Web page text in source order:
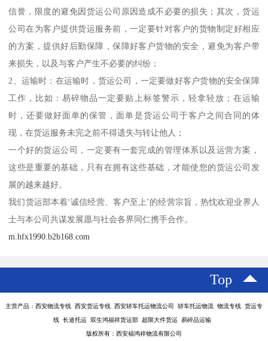
信誉，限度的避免因货运公司原因造成不必要的损失；其次，货运
公司在为客户提供货运服务前，一定要针对客户的货物制定好相应
的方案，提供好后勤保障，保障好客户货物的安全，避免为客户带
来损失，以及与客户产生不必要的纠纷；
2、运输时：在运输时，货运公司，一定要做好客户货物的安全保障
工作，比如：易碎物品一定要贴上标签警示，轻拿轻放；在运输
时，还要做好面单的保管，面单是货运公司于客户之间合同的体
现，在货运服务未完之前不得遗失与转让他人；
一个好的货运公司，一定要有一套完成的管理体系以及运营方案，
这些是重要的基础，只有在拥有这些基础，才能使您的货运公司发
展的越来越好。
我们货运部本着‘诚信经营、客户至上’的经营宗旨，热忱欢迎业界人
士与本公司共谋发展愿与社会各界同仁携手合作。
m.hfx1990.b2b168.com
Top
主营产品：西安物流专线 西安货运专线 西安轿车托运物流公司 轿车托运物流 物流专线 货运专
线 长途托运 双生鸿福祥货运部 超限大件货运 易碎品运输
版权所有：西安福鸿祥物流有限公司